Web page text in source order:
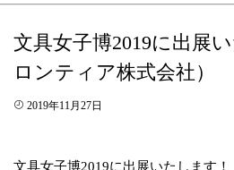
文具女子博2019に出展
ロンティア株式会社）
2019年11月27日
文具女子博2019に出展いたします！